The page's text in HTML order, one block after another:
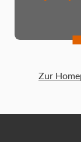
Zur